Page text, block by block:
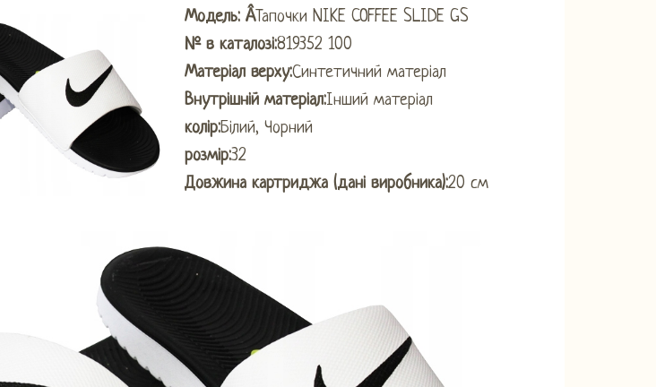
Модель: ÂТапочки NIKE COFFEE SLIDE GS
№ в каталозі:819352 100
Матеріал верху:Синтетичний матеріал
Внутрішній матеріал:Інший матеріал
колір:Білий, Чорний
розмір:32
Довжина картриджа (дані виробника):20 см